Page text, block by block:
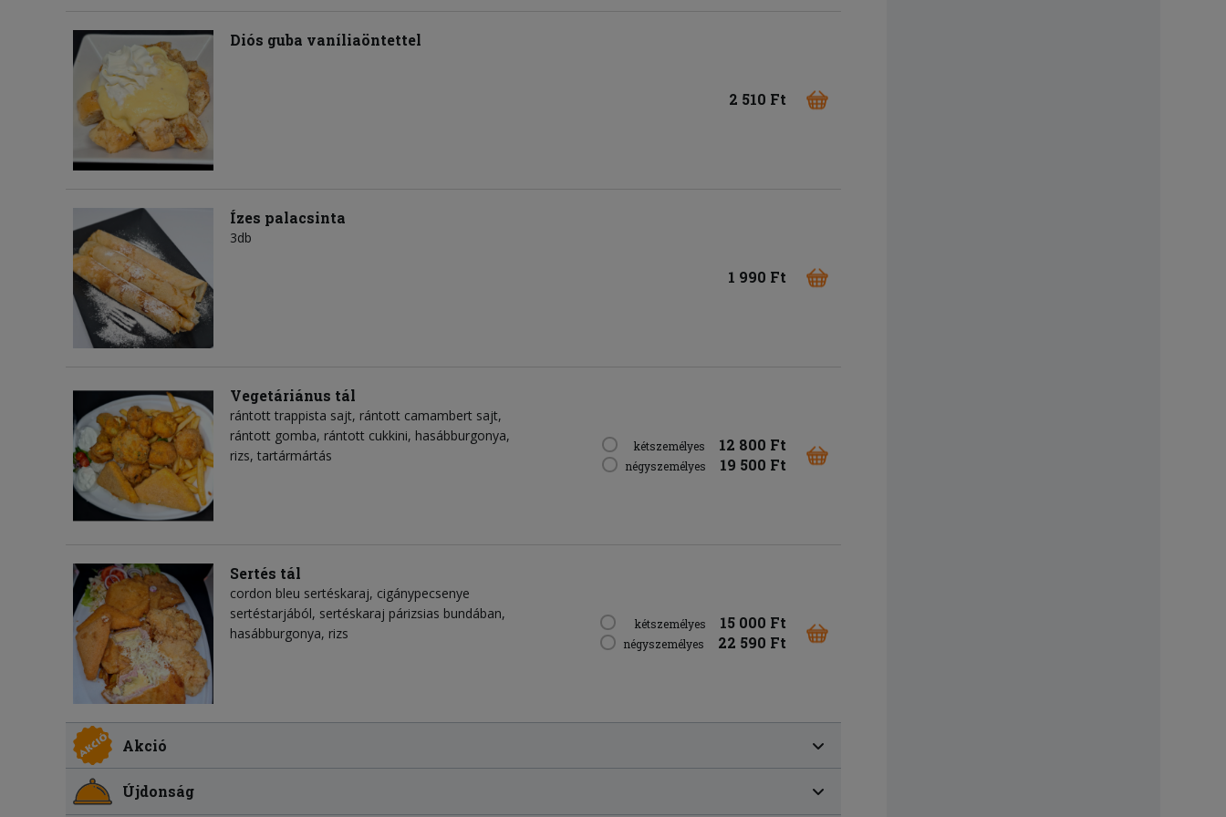
Diós guba vaníliaöntettel
2 510 Ft
Ízes palacsinta
3db
1 990 Ft
Vegetáriánus tál
rántott trappista sajt, rántott camambert sajt,
rántott gomba, rántott cukkini, hasábburgonya,
rizs, tartármártás
kétszemélyes 12 800 Ft
négyszemélyes 19 500 Ft
Sertés tál
cordon bleu sertéskaraj, cigánypecsenye
sertéstarjából, sertéskaraj párizsias bundában,
hasábburgonya, rizs
kétszemélyes 15 000 Ft
négyszemélyes 22 590 Ft
Akció
Újdonság